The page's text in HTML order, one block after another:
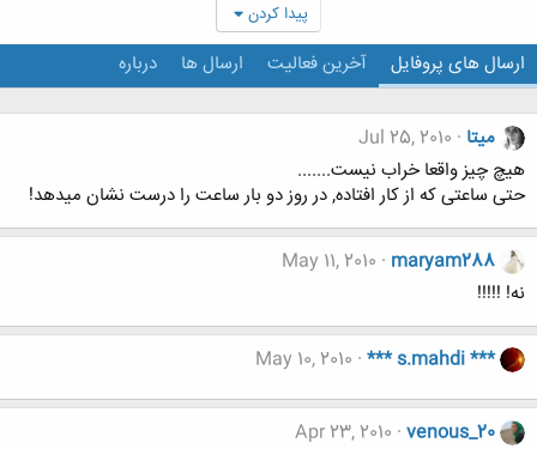
پیدا کردن
ارسال های پروفایل آخرین فعالیت ارسال ها درباره
میتا Jul 25, 2010
هیچ چیز واقعا خراب نیست.......
حتی ساعتی که از کار افتاده, در روز دو بار ساعت را درست نشان میدهد!
maryam288
May 11, 2010
نه! !!!!!
*** s.mahdi ***
May 10, 2010
venous_20
Apr 23, 2010